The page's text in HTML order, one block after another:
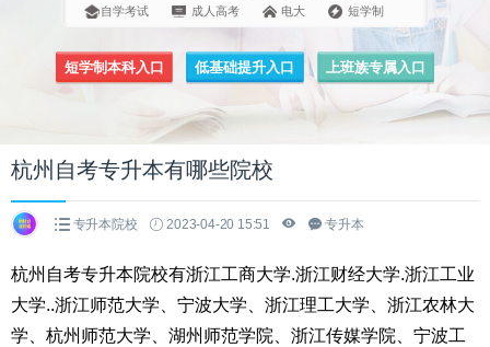
自学考试 成人高考 电大 短学制
短学制本科入口 低基础提升入口 上班族专属入口
杭州自考专升本有哪些院校
专升本院校 2023-04-20 15:51 专升本
杭州自考专升本院校有浙江工商大学.浙江财经大学.浙江工业
大学..浙江师范大学、宁波大学、浙江理工大学、浙江农林大
学、杭州师范大学、湖州师范学院、浙江传媒学院、宁波工